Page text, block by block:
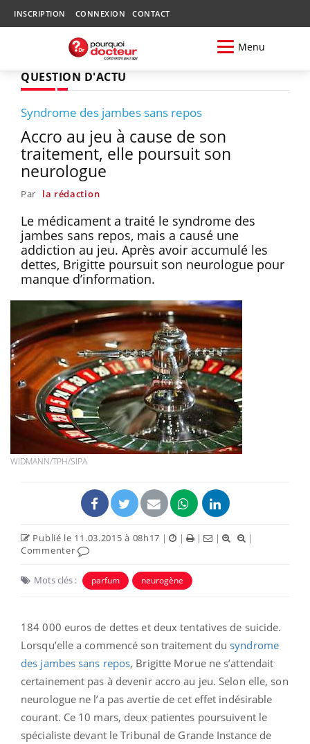
INSCRIPTION CONNEXION CONTACT
Menu
QUESTION D'ACTU
Syndrome des jambes sans repos
Accro au jeu à cause de son
traitement, elle poursuit son
neurologue
Par la rédaction
Le médicament a traité le syndrome des
jambes sans repos, mais a causé une
addiction au jeu. Après avoir accumulé les
dettes, Brigitte poursuit son neurologue pour
manque d’information.
WIDMANN/TPH/SIPA
Publié le 11.03.2015 à 08h17 | | | |
|
Commenter
Mots clés : parfum neurogène
184 000 euros de dettes et deux tentatives de suicide.
Lorsqu’elle a commencé son traitement du syndrome
des jambes sans repos, Brigitte Morue ne s’attendait
certainement pas à devenir accro au jeu. Selon elle, son
neurologue ne l’a pas avertie de cet effet indésirable
courant. Ce 10 mars, deux patientes poursuivent le
spécialiste devant le Tribunal de Grande Instance de